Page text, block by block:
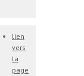
lien
vers
la
page